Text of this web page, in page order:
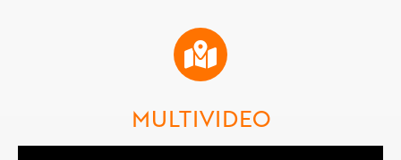
MULTIVIDEO